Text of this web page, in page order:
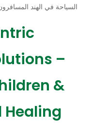
السياحة في الهند
–
&